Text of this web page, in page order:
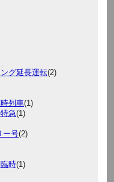
グ延長運転(2)
列車(1)
急(1)
ー号(2)
時(1)